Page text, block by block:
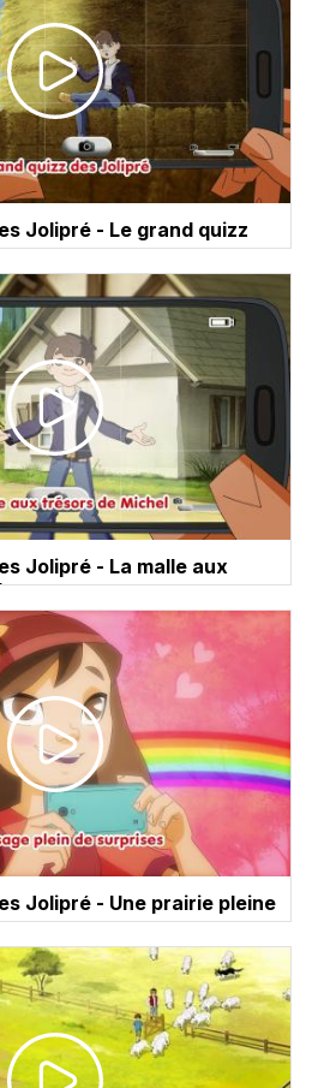
Jolipré - Le grand quizz
Jolipré - La malle aux
Jolipré - Une prairie pleine